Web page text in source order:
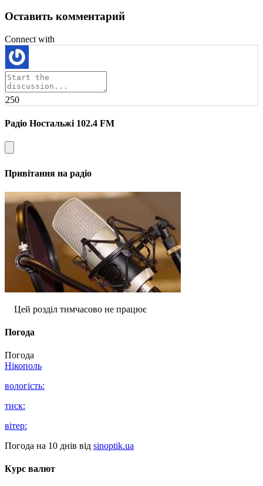
Оставить комментарий
Connect with
250
Радіо Ностальжі 102.4 FM
Привітання на радіо
Цей розділ тимчасово не працює
Погода
Погода
Нікополь
вологість:
тиск:
вітер:
Погода на 10 днів від sinoptik.ua
Курс валют